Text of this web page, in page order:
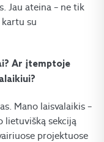
Jau ateina – ne tik
su
Ar įtemptoje
Mano laisvalaikis –
lietuvišką sekciją
projektuose